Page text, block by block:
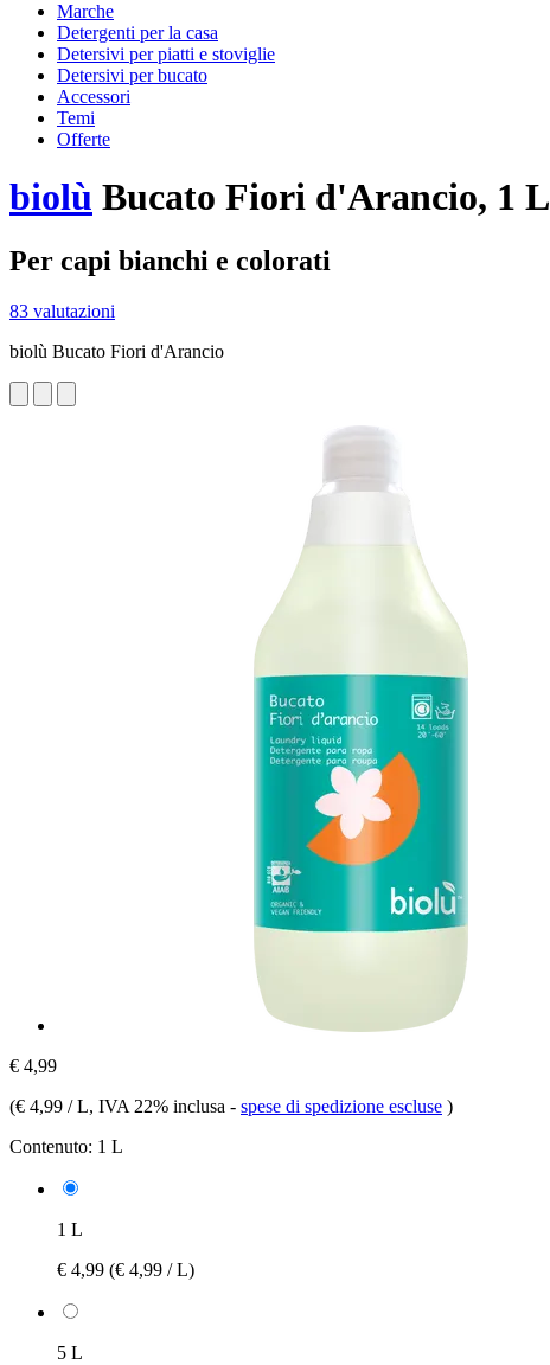
Marche
Detergenti per la casa
Detersivi per piatti e stoviglie
Detersivi per bucato
Accessori
Temi
Offerte
biolù Bucato Fiori d'Arancio, 1 L
Per capi bianchi e colorati
83 valutazioni
biolù Bucato Fiori d'Arancio
€ 4,99
(€ 4,99 / L, IVA 22% inclusa - spese di spedizione escluse )
Contenuto: 1 L
1 L
€ 4,99 (€ 4,99 / L)
5 L